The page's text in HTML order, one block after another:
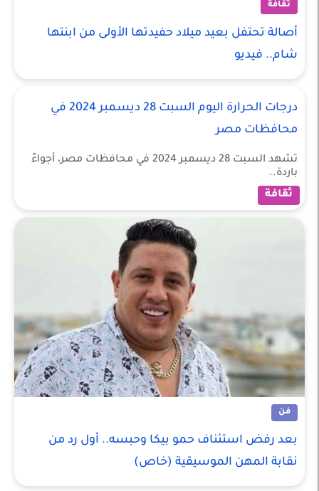
ثقافة
أصالة تحتفل بعيد ميلاد حفيدتها الأولى من ابنتها
شام.. فيديو
درجات الحرارة اليوم السبت 28 ديسمبر 2024 في
محافظات مصر
تشهد السبت 28 ديسمبر 2024 في محافظات مصر، أجواءً
باردة..
ثقافة
فن
بعد رفض استئناف حمو بيكا وحبسه.. أول رد من
نقابة المهن الموسيقية (خاص)